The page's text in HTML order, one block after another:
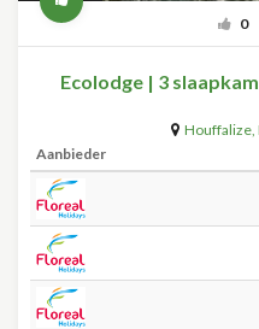
0
Ecolodge | 3
Houffalize,
Aanbieder